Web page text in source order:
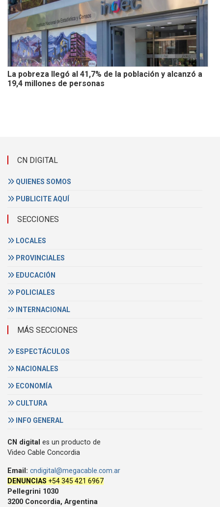
La pobreza llegó al 41,7% de la población y alcanzó a
19,4 millones de personas
CN DIGITAL
QUIENES SOMOS
PUBLICITE AQUÍ
SECCIONES
LOCALES
PROVINCIALES
EDUCACIÓN
POLICIALES
INTERNACIONAL
MÁS SECCIONES
ESPECTÁCULOS
NACIONALES
ECONOMÍA
CULTURA
INFO GENERAL
CN digital es un producto de
Video Cable Concordia
Email: cndigital@megacable.com.ar
DENUNCIAS +54 345 421 6967
Pellegrini 1030
3200 Concordia, Argentina